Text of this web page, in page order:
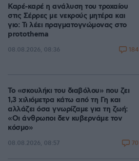
Καρέ-καρέ η ανάλυση του τροχαίου
στις Σέρρες με νεκρούς μητέρα και
γιο: Τι λέει πραγματογνώμονας στο
protothema
08.08.2026, 08:36 184
Το «σκουλήκι του διαβόλου» που ζει
1,3 χιλιόμετρα κάτω από τη Γη και
αλλάζει όσα γνωρίζαμε για τη ζωή:
«Οι άνθρωποι δεν κυβερνάμε τον
κόσμο»
08.08.2026, 08:57 70